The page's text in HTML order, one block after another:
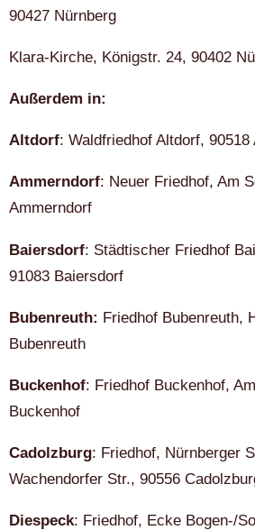
90427 Nürnberg
Klara-Kirche, Königstr. 24, 90402
Außerdem in:
Altdorf: Waldfriedhof Altdorf, 90518
Ammerndorf: Neuer Friedhof, Am
Ammerndorf
Baiersdorf: Städtischer Friedhof
91083 Baiersdorf
Bubenreuth: Friedhof Bubenreuth,
Bubenreuth
Buckenhof: Friedhof Buckenhof,
Buckenhof
Cadolzburg: Friedhof, Nürnberger
Wachendorfer Str., 90556
Diespeck: Friedhof, Ecke Bogen-/